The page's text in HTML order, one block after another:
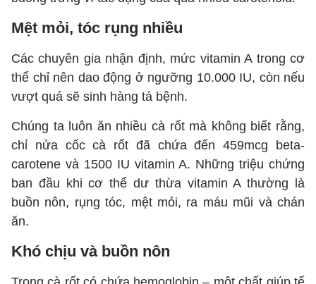
Mệt mỏi, tóc rụng nhiều
Các chuyên gia nhận định, mức vitamin A trong cơ
thể chỉ nên dao động ở ngưỡng 10.000 IU, còn nếu
vượt quá sẽ sinh hàng tá bệnh.
Chúng ta luôn ăn nhiều cà rốt mà không biết rằng,
chỉ nửa cốc cà rốt đã chứa đến 459mcg beta-
carotene và 1500 IU vitamin A. Những triệu chứng
ban đầu khi cơ thể dư thừa vitamin A thường là
buồn nôn, rụng tóc, mệt mỏi, ra máu mũi và chán
ăn.
Khó chịu và buồn nôn